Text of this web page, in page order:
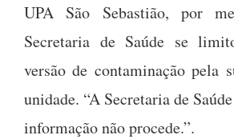
UPA São Sebastião, por
Secretaria de Saúde se
versão de contaminação pela
unidade. “A Secretaria de
informação não procede.”.